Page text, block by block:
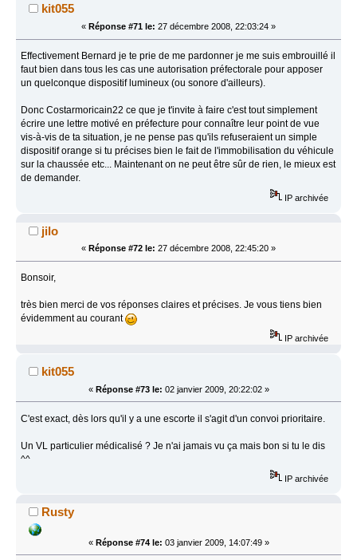
kit055
« Réponse #71 le: 27 décembre 2008, 22:03:24 »
Effectivement Bernard je te prie de me pardonner je me suis embrouillé il
faut bien dans tous les cas une autorisation préfectorale pour apposer
un quelconque dispositif lumineux (ou sonore d'ailleurs).
Donc Costarmoricain22 ce que je t'invite à faire c'est tout simplement
écrire une lettre motivé en préfecture pour connaître leur point de vue
vis-à-vis de ta situation, je ne pense pas qu'ils refuseraient un simple
dispositif orange si tu précises bien le fait de l'immobilisation du véhicule
sur la chaussée etc... Maintenant on ne peut être sûr de rien, le mieux est
de demander.
IP archivée
jilo
« Réponse #72 le: 27 décembre 2008, 22:45:20 »
Bonsoir,
très bien merci de vos réponses claires et précises. Je vous tiens bien
évidemment au courant
IP archivée
kit055
« Réponse #73 le: 02 janvier 2009, 20:22:02 »
C'est exact, dès lors qu'il y a une escorte il s'agit d'un convoi prioritaire.
Un VL particulier médicalisé ? Je n'ai jamais vu ça mais bon si tu le dis
^^
IP archivée
Rusty
« Réponse #74 le: 03 janvier 2009, 14:07:49 »